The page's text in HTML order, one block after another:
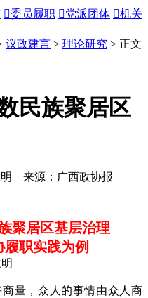
委员履职 党派团体 机关
议政建言 > 理论研究 > 正文
民族聚居区
明 来源：广西政协报
聚居区基层治理
职实践为例
量，众人的事情由众人商